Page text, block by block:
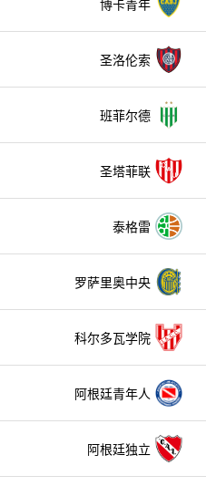
博卡青年
圣洛伦索
班菲尔德
圣塔菲联
泰格雷
罗萨里奥中央
科尔多瓦学院
阿根廷青年人
阿根廷独立